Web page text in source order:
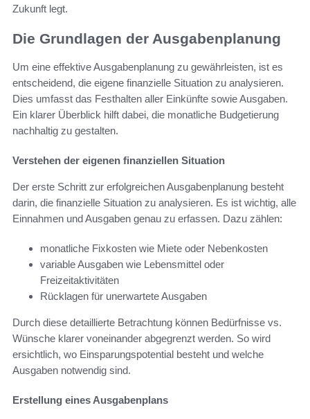
Zukunft legt.
Die Grundlagen der Ausgabenplanung
Um eine effektive Ausgabenplanung zu gewährleisten, ist es
entscheidend, die eigene finanzielle Situation zu analysieren.
Dies umfasst das Festhalten aller Einkünfte sowie Ausgaben.
Ein klarer Überblick hilft dabei, die monatliche Budgetierung
nachhaltig zu gestalten.
Verstehen der eigenen finanziellen Situation
Der erste Schritt zur erfolgreichen Ausgabenplanung besteht
darin, die finanzielle Situation zu analysieren. Es ist wichtig, alle
Einnahmen und Ausgaben genau zu erfassen. Dazu zählen:
monatliche Fixkosten wie Miete oder Nebenkosten
variable Ausgaben wie Lebensmittel oder
Freizeitaktivitäten
Rücklagen für unerwartete Ausgaben
Durch diese detaillierte Betrachtung können Bedürfnisse vs.
Wünsche klarer voneinander abgegrenzt werden. So wird
ersichtlich, wo Einsparungspotential besteht und welche
Ausgaben notwendig sind.
Erstellung eines Ausgabenplans